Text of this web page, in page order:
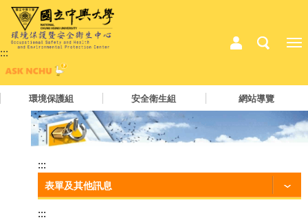
:::
環境保護組 安全衛生組 網站導覽
:::
表單及其他訊息
:::